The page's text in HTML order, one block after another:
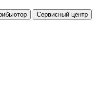
Сервисный центр